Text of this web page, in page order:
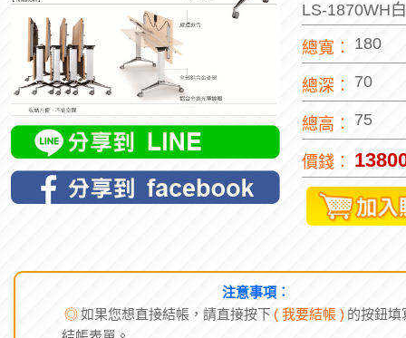
LS-1870WH
總寬︰ 180
總深︰ 70
總高︰ 75
價錢︰
注意事項︰
◎如果您想直接結帳，請直接按下 ( 我要結帳 ) 的按鈕填